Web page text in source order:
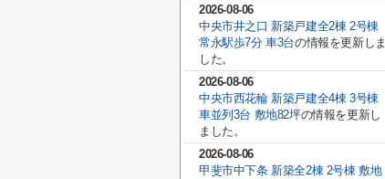
2026-08-06
中央市井之口 新築戸建全2棟 2号棟
常永駅歩7分 車3台の情報を更新しま
した。
2026-08-06
中央市西花輪 新築戸建全4棟 3号棟
車並列3台 敷地82坪の情報を更新し
ました。
2026-08-06
甲斐市中下条 新築全2棟 2号棟 敷地